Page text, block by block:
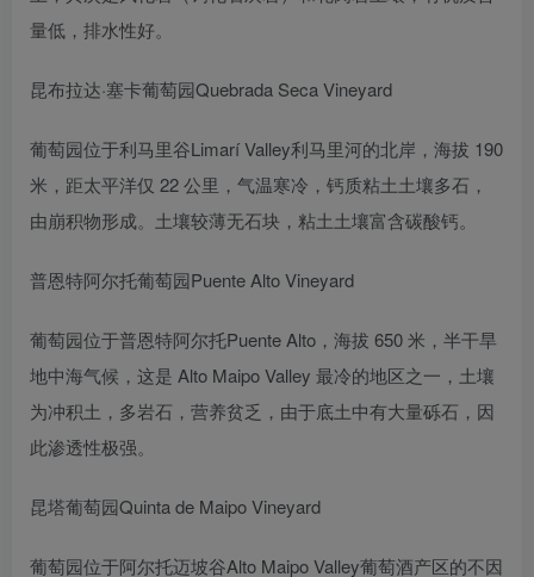
量低，排水性好。
昆布拉达·塞卡葡萄园Quebrada Seca Vineyard
葡萄园位于利马里谷Limarí Valley利马里河的北岸，海拔 190
米，距太平洋仅 22 公里，气温寒冷，钙质粘土土壤多石，
由崩积物形成。土壤较薄无石块，粘土土壤富含碳酸钙。
普恩特阿尔托葡萄园Puente Alto Vineyard
葡萄园位于普恩特阿尔托Puente Alto，海拔 650 米，半干旱
地中海气候，这是 Alto Maipo Valley 最冷的地区之一，土壤
为冲积土，多岩石，营养贫乏，由于底土中有大量砾石，因
此渗透性极强。
昆塔葡萄园Quinta de Maipo Vineyard
葡萄园位于阿尔托迈坡谷Alto Maipo Valley葡萄酒产区的不因